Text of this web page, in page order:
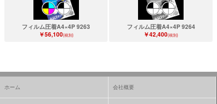
フィルム圧着A4×4P 9263
￥56,100(税別)
フィルム圧着A4×4P 9264
￥42,400(税別)
ホーム 会社概要